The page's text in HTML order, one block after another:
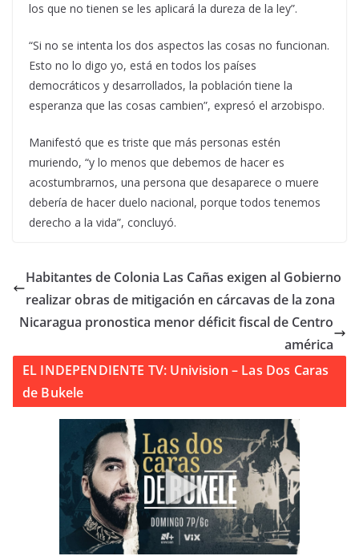
los que no tienen se les aplicará la dureza de la ley”.
“Si no se intenta los dos aspectos las cosas no funcionan.
Esto no lo digo yo, está en todos los países
democráticos y desarrollados, la población tiene la
esperanza que las cosas cambien”, expresó el arzobispo.
Manifestó que es triste que más personas estén
muriendo, “y lo menos que debemos de hacer es
acostumbrarnos, una persona que desaparece o muere
debería de hacer duelo nacional, porque todos tenemos
derecho a la vida”, concluyó.
Habitantes de Colonia Las Cañas exigen al Gobierno
realizar obras de mitigación en cárcavas de la zona
Nicaragua pronostica menor déficit fiscal de Centro
américa
EL INDEPENDIENTE TV: Univision – Las Dos Caras
de Bukele